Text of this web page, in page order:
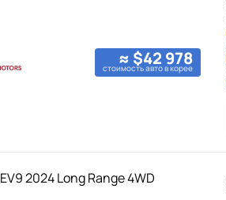
≈ $42 978
стоимость авто в корее